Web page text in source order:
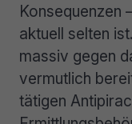
Konsequenzen
aktuell selten
massiv gegen
vermutlich
tätigen